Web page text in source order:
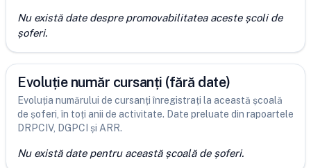
Nu există date despre promovabilitatea aceste școli de
șoferi.
Evoluție număr cursanți (fără date)
Evoluția numărului de cursanți înregistrați la această școală
de șoferi, în toți anii de activitate. Date preluate din rapoartele
DRPCIV, DGPCI și ARR.
Nu există date pentru această școală de șoferi.